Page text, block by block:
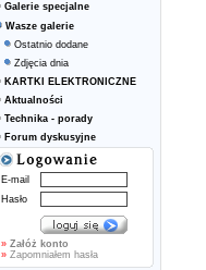
Galerie specjalne
Wasze galerie
Ostatnio dodane
Zdjęcia dnia
KARTKI ELEKTRONICZNE
Aktualności
Technika - porady
Forum dyskusyjne
E-mail
Hasło
» Załóż konto
» Zapomniałem hasła